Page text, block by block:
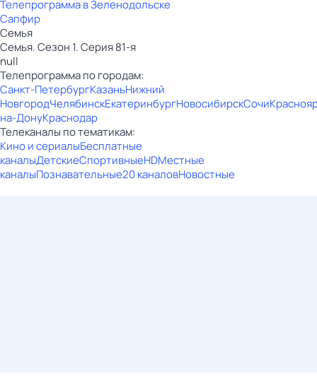
Телепрограмма в Зеленодольске
Сапфир
Семья
Семья. Сезон 1. Серия 81-я
null
Телепрограмма по городам:
Санкт-ПетербургКазаньНижний
НовгородЧелябинскЕкатеринбургНовосибирскСочи
на-ДонуКраснодар
Телеканалы по тематикам:
Кино и сериалыБесплатные
каналыДетскиеСпортивныеHDМестные
каналыПознавательные20 каналовНовостные